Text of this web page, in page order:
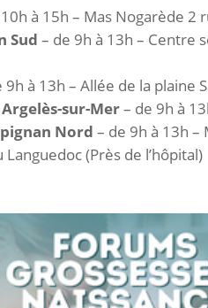
à 15h – Mas Nogarède 2
Sud – de 9h à 13h – Centre
9h à 13h – Allée de la plaine
sur-Mer– de 9h à
Nord – de 9h à 13h
(Près de l’hôpital)